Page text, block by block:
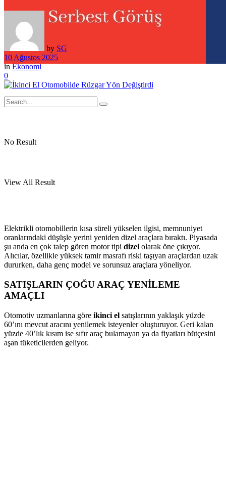
No Result
View All Result
by SG
10 Ağustos 2025
in Ekonomi
0
Elektrikli otomobillerin kısa süreli yükselen ilgisi, memnuniyet
oranlarındaki düşüşle yerini yeniden dizel araçlara bıraktı. Piyasada
şu anda en çok talep gören motor tipi dizel olarak öne çıkıyor.
Alıcılar, özellikle yüksek tamir masrafı riski taşıyan araçlardan uzak
dururken, daha genç model ve sorunsuz araçlara yöneliyor.
SATIŞLARIN ÇOĞU ARAÇ YENİLEME
AMAÇLI
Otomotiv uzmanlarına göre ikinci el satışlarının yaklaşık yüzde
60’ını mevcut aracını yenilemek isteyenler oluşturuyor. Geri kalan
yüzde 40’lık kısım ise sıfır araç bulamayan ya da fiyatları bütçesini
aşan tüketicilerden geliyor.